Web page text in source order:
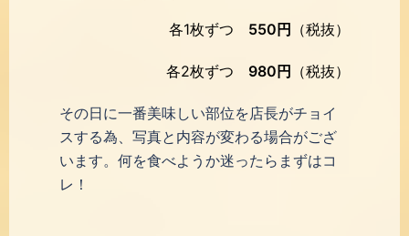
各1枚ずつ 550円 （税抜）
各2枚ずつ 980円 （税抜）
その日に一番美味しい部位を店長がチョイ
スする為、写真と内容が変わる場合がござ
います。何を食べようか迷ったらまずはコ
レ！